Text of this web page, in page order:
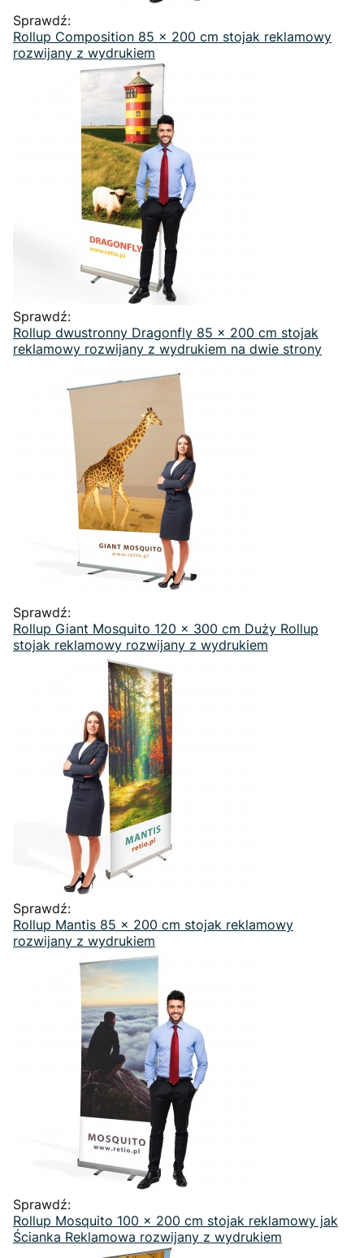
Sprawdź:
Rollup Composition 85 x 200 cm stojak reklamowy
rozwijany z wydrukiem
Sprawdź:
Rollup dwustronny Dragonfly 85 x 200 cm stojak
reklamowy rozwijany z wydrukiem na dwie strony
Sprawdź:
Rollup Giant Mosquito 120 x 300 cm Duży Rollup
stojak reklamowy rozwijany z wydrukiem
Sprawdź:
Rollup Mantis 85 x 200 cm stojak reklamowy
rozwijany z wydrukiem
Sprawdź:
Rollup Mosquito 100 x 200 cm stojak reklamowy jak
Ścianka Reklamowa rozwijany z wydrukiem